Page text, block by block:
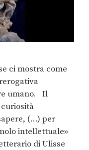
ci mostra come
umano. Il
(…) per
intellettuale»
di Ulisse